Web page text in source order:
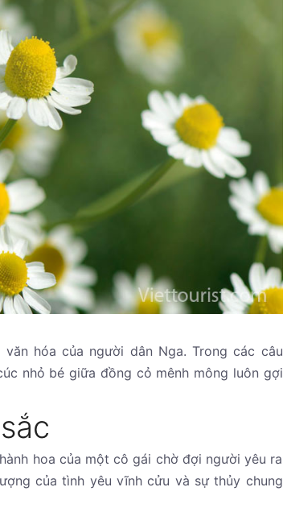
hóa của người dân Nga. Trong các câu
nhỏ bé giữa đồng cỏ mênh mông luôn gợi
hoa của một cô gái chờ đợi người yêu ra
của tình yêu vĩnh cửu và sự thủy chung